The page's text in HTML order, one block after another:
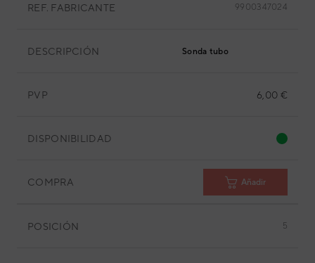
REF. FABRICANTE 9900347024
DESCRIPCIÓN Sonda tubo
PVP 6,00 €
DISPONIBILIDAD
COMPRA Añadir
POSICIÓN 5